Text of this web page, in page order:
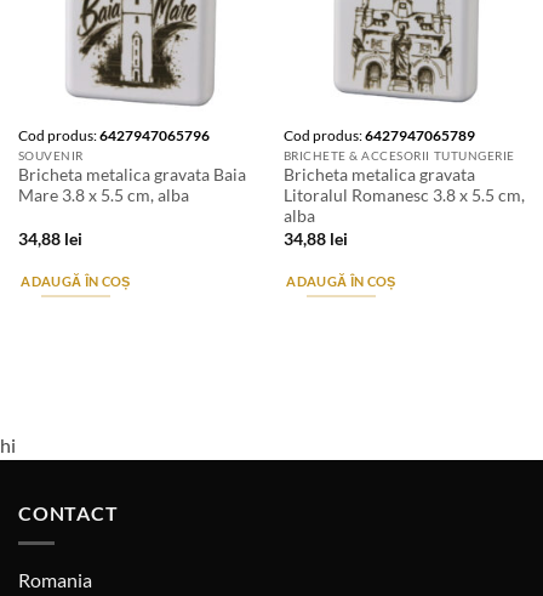
Cod produs:6427947065796
SOUVENIR
Bricheta metalica gravata Baia
Mare 3.8 x 5.5 cm, alba
34,88 lei
ADAUGĂ ÎN COȘ
Cod produs:6427947065789
BRICHETE & ACCESORII TUTUNGERIE
Bricheta metalica gravata
Litoralul Romanesc 3.8 x 5.5 cm,
alba
34,88 lei
ADAUGĂ ÎN COȘ
hi
CONTACT
Romania